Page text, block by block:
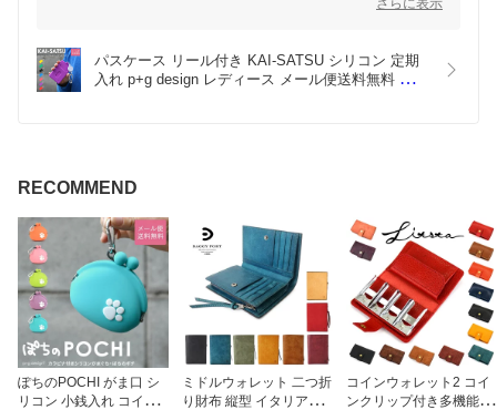
ございます。
特にリール部分は伸縮を繰り返すため、強く引っ張りすぎないな
さらに表示
パスケース リール付き KAI-SATSU シリコン 定期
入れ p+g design レディース メール便送料無料 カイ
RECOMMEND
ぽちのPOCHI がま口 シ
リコン 小銭入れ コイン
ミドルウォレット 二つ折
り財布 縦型 イタリアン
コインウォレット2 コイ
ンクリップ付き多機能コ